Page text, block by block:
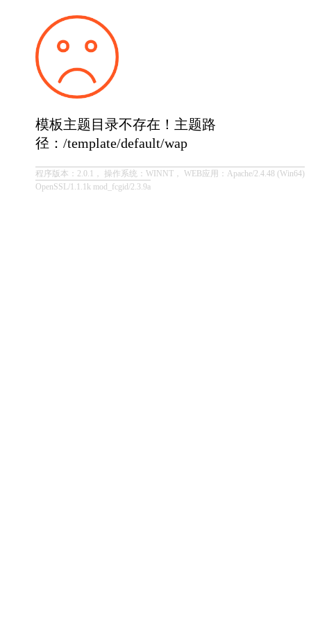
模板主题目录不存在！主题路
径：/template/default/wap
程序版本：2.0.1， 操作系统：WINNT， WEB应用：Apache/2.4.48 (Win64)
OpenSSL/1.1.1k mod_fcgid/2.3.9a